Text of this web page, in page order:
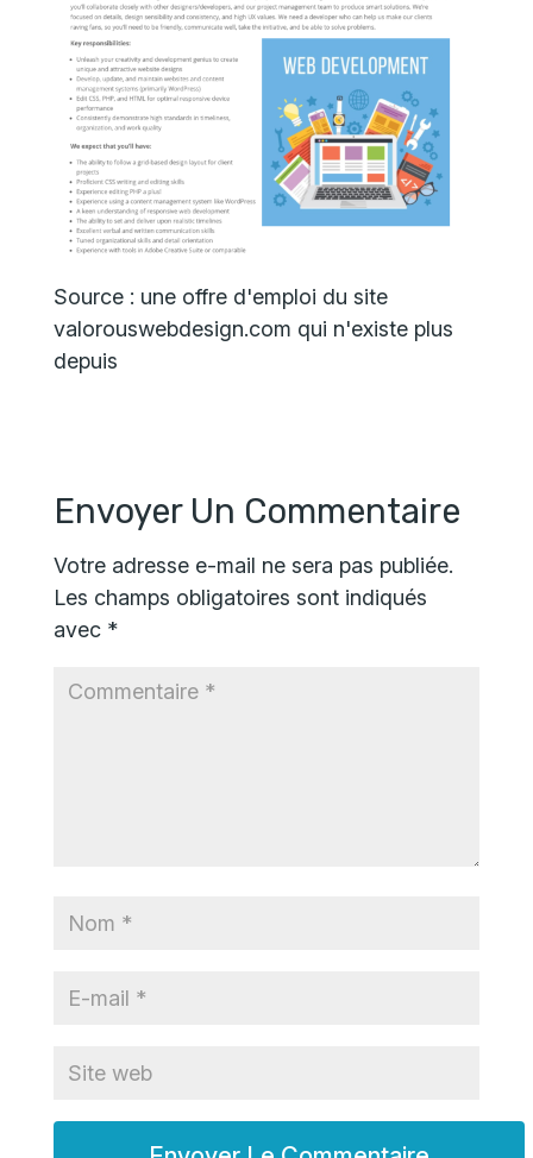
Source : une offre d'emploi du site
valorouswebdesign.com qui n'existe plus
depuis
Envoyer Un Commentaire
Votre adresse e-mail ne sera pas publiée.
Les champs obligatoires sont indiqués
avec *